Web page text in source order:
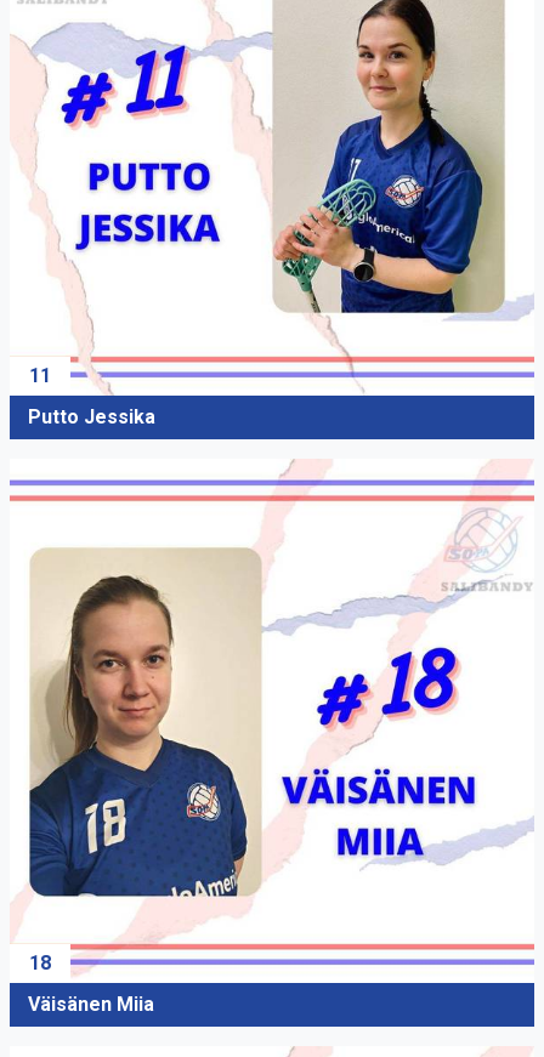
11
Putto Jessika
18
Väisänen Miia